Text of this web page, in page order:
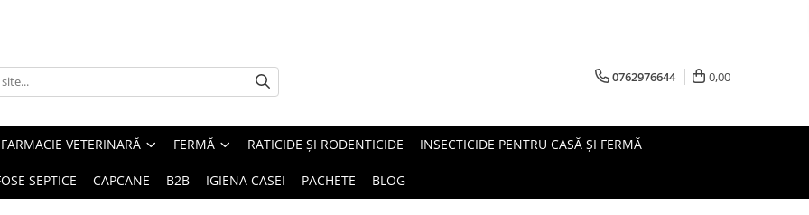
0762976644 0,00
FARMACIE VETERINARĂ FERMĂ RATICIDE ȘI RODENTICIDE INSECTICIDE PENTRU CASĂ ȘI FERMĂ
SEPTICE CAPCANE B2B IGIENA CASEI PACHETE BLOG